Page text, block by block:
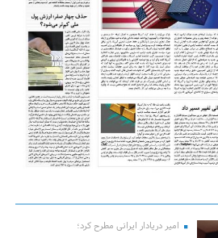
امیر دریادار ایرانی مطرح کرد؛